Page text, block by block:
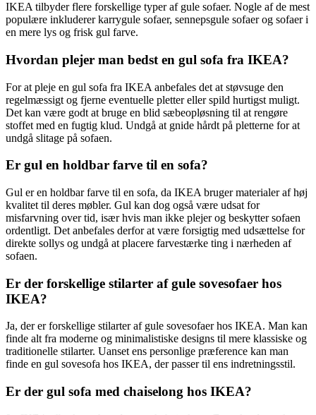
IKEA tilbyder flere forskellige typer af gule sofaer. Nogle af de mest
populære inkluderer karrygule sofaer, sennepsgule sofaer og sofaer i
en mere lys og frisk gul farve.
Hvordan plejer man bedst en gul sofa fra IKEA?
For at pleje en gul sofa fra IKEA anbefales det at støvsuge den
regelmæssigt og fjerne eventuelle pletter eller spild hurtigst muligt.
Det kan være godt at bruge en blid sæbeopløsning til at rengøre
stoffet med en fugtig klud. Undgå at gnide hårdt på pletterne for at
undgå slitage på sofaen.
Er gul en holdbar farve til en sofa?
Gul er en holdbar farve til en sofa, da IKEA bruger materialer af høj
kvalitet til deres møbler. Gul kan dog også være udsat for
misfarvning over tid, især hvis man ikke plejer og beskytter sofaen
ordentligt. Det anbefales derfor at være forsigtig med udsættelse for
direkte sollys og undgå at placere farvestærke ting i nærheden af
sofaen.
Er der forskellige stilarter af gule sovesofaer hos
IKEA?
Ja, der er forskellige stilarter af gule sovesofaer hos IKEA. Man kan
finde alt fra moderne og minimalistiske designs til mere klassiske og
traditionelle stilarter. Uanset ens personlige præference kan man
finde en gul sovesofa hos IKEA, der passer til ens indretningsstil.
Er der gul sofa med chaiselong hos IKEA?